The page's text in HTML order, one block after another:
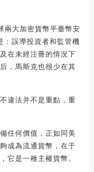
兩大加密貨幣平臺幣安
誤導投資者和監管機
在未經注冊的情況下
，馬斯克也很少在其
違法并不是重點，重
任何價值，正如同美
成為流通貨幣，在于
它是一種主權貨幣。